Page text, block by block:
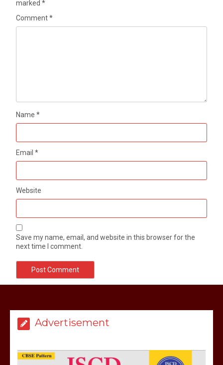
marked*
Comment*
Name*
Email*
Website
Save my name, email, and website in this browser for the
next time I comment.
Advertisement
उठाकर खाते कुत्ते का वीडियो इंटरनेट पर जमकर
हो रहा वायरल